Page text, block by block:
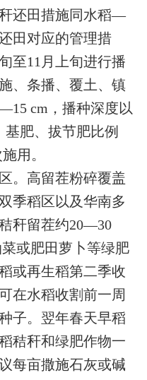
还田措施同水稻—
田对应的管理措
至11月上旬进行播
、条播、覆土、镇
cm，播种深度以
肥、拔节肥比例
用。
高留茬粉碎覆盖
季稻区以及华南多
秆留茬约20—30
或肥田萝卜等绿肥
或再生稻第二季收
在水稻收割前一周
子。翌年春天早稻
秸秆和绿肥作物一
每亩撒施石灰或碱